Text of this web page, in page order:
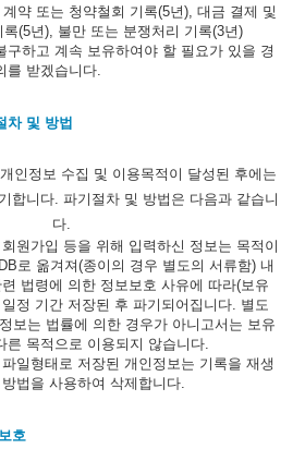
약 또는 청약철회 기록(5년), 대금 결제 및
록(5년), 불만 또는 분쟁처리 기록(3년)
구하고 계속 보유하여야 할 필요가 있을 경
를 받겠습니다.
차 및 방법
인정보 수집 및 이용목적이 달성된 후에는
합니다. 파기절차 및 방법은 다음과 같습니
다.
원가입 등을 위해 입력하신 정보는 목적이
로 옮겨져(종이의 경우 별도의 서류함) 내
법령에 의한 정보보호 사유에 따라(보유
정 기간 저장된 후 파기되어집니다. 별도
보는 법률에 의한 경우가 아니고서는 보유
른 목적으로 이용되지 않습니다.
일형태로 저장된 개인정보는 기록을 재생
법을 사용하여 삭제합니다.
호